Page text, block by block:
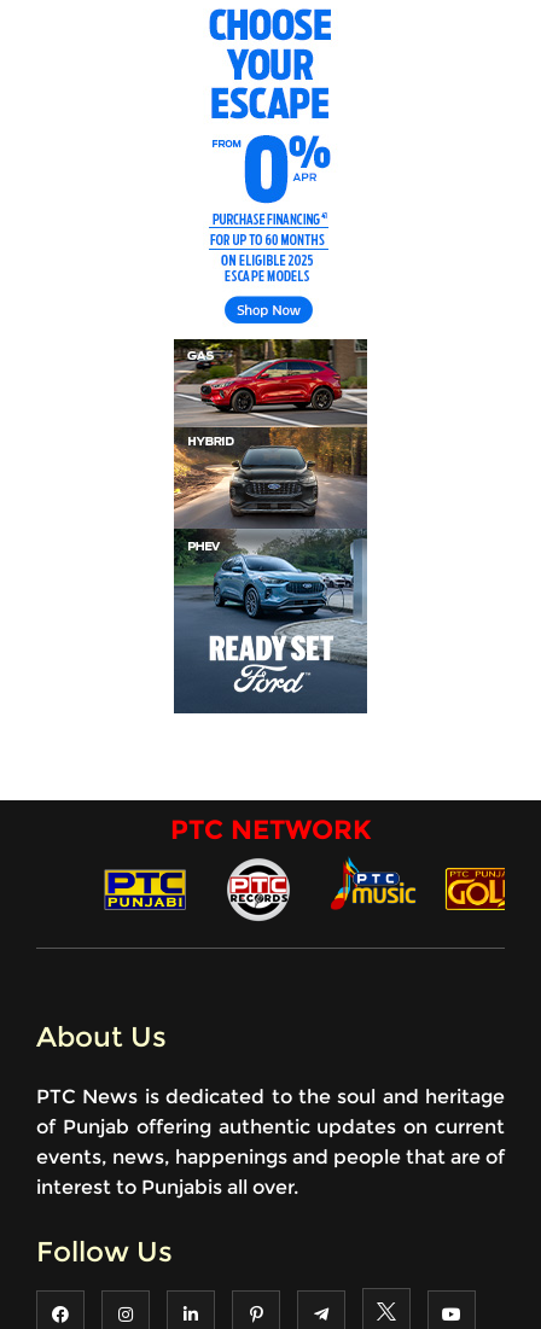
PTC NETWORK
About Us
PTC News is dedicated to the soul and heritage
of Punjab offering authentic updates on current
events, news, happenings and people that are of
interest to Punjabis all over.
Follow Us